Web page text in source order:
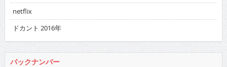
netflix
ドカント 2016年
バックナンバー